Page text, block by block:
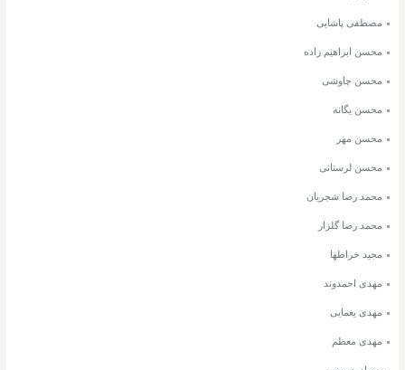
مصطفی پاشایی
محسن ابراهیم زاده
محسن چاوشی
محسن یگانه
محسن مهر
محسن لرستانی
محمد رضا شجریان
محمد رضا گلزار
مجید خراطها
مهدی احمدوند
مهدی یغمایی
مهدی معظم